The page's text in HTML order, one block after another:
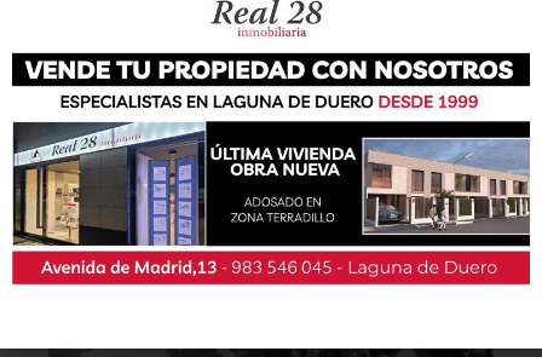
También podrás conseguir la revista en papel
de formagratuita
en todos los negocios
patrocinadores y en la Casa de las Artes.
Lo último